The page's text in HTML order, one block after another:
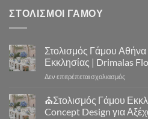
ΣΤΟΛΙΣΜΟΙ ΓΑΜΟΥ
Στολισμός Γάμου
Εκκλησίας | Drimalas
Δεν επιτρέπεται σχολιασμόςστο
Γάμου
Αθήνα
–
⛪Στολισμός Γάμου
Concept Design για